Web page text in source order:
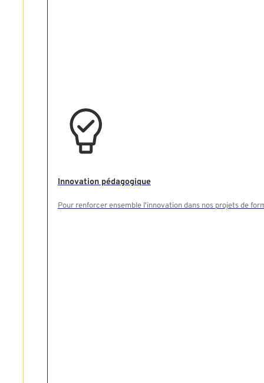
Innovation pédagogique
Pour renforcer ensemble l'innovation dans nos projets de